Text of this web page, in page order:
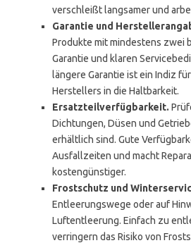
verschleißt langsamer und
Garantie und
Produkte mit mindestens zwei
Garantie und klaren
längere Garantie ist ein Indiz
Herstellers in die Haltbarkeit.
Ersatzteilverfügbarkeit.
Dichtungen, Düsen und
erhältlich sind. Gute
Ausfallzeiten und macht
kostengünstiger.
Frostschutz und
Entleerungswege oder auf
Luftentleerung. Einfach zu
verringern das Risiko von